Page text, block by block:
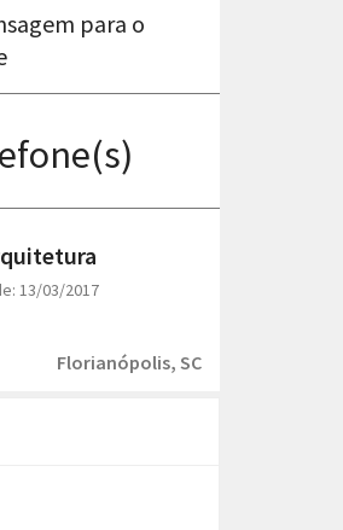
para o
13/03/2017
Florianópolis, SC